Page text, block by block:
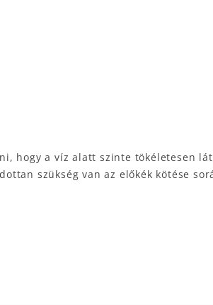
hogy a víz alatt szinte tökéletesen
szükség van az előkék kötése